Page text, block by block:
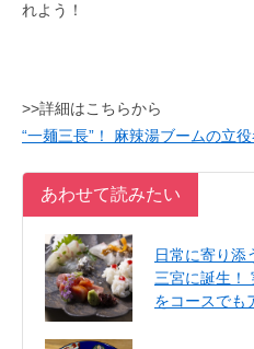
れよう！
>>詳細はこちらから
“一麺三長”！ 麻辣湯ブームの立
あわせて読みたい
日常に寄り添
三宮に誕生！
をコースでも